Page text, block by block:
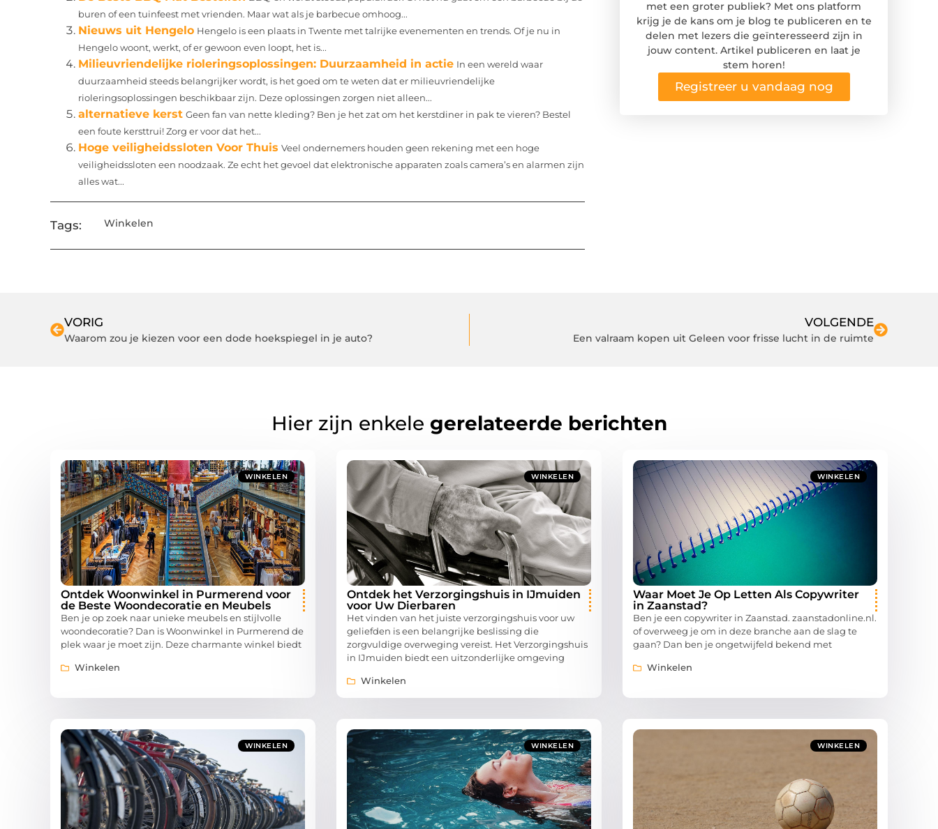
buren of een tuinfeest met vrienden. Maar wat als je barbecue omhoog...
Nieuws uit Hengelo Hengelo is een plaats in Twente met talrijke evenementen en trends. Of je nu in
Hengelo woont, werkt, of er gewoon even loopt, het is...
Milieuvriendelijke rioleringsoplossingen: Duurzaamheid in actie In een wereld waar
duurzaamheid steeds belangrijker wordt, is het goed om te weten dat er milieuvriendelijke
rioleringsoplossingen beschikbaar zijn. Deze oplossingen zorgen niet alleen...
alternatieve kerst Geen fan van nette kleding? Ben je het zat om het kerstdiner in pak te vieren? Bestel
een foute kersttrui! Zorg er voor dat het...
Hoge veiligheidssloten Voor Thuis Veel ondernemers houden geen rekening met een hoge
veiligheidssloten een noodzaak. Ze echt het gevoel dat elektronische apparaten zoals camera’s en alarmen zijn
alles wat...
Tags: Winkelen
met een groter publiek? Met ons platform
krijg je de kans om je blog te publiceren en te
delen met lezers die geïnteresseerd zijn in
jouw content. Artikel publiceren en laat je
stem horen!
Registreer u vandaag nog
VORIG
Waarom zou je kiezen voor een dode hoekspiegel in je auto?
VOLGENDE
Een valraam kopen uit Geleen voor frisse lucht in de ruimte
Hier zijn enkele gerelateerde berichten
WINKELEN
Ontdek Woonwinkel in Purmerend voor
de Beste Woondecoratie en Meubels
Ben je op zoek naar unieke meubels en stijlvolle
woondecoratie? Dan is Woonwinkel in Purmerend de
plek waar je moet zijn. Deze charmante winkel biedt
Winkelen
WINKELEN
Ontdek het Verzorgingshuis in IJmuiden
voor Uw Dierbaren
Het vinden van het juiste verzorgingshuis voor uw
geliefden is een belangrijke beslissing die
zorgvuldige overweging vereist. Het Verzorgingshuis
in IJmuiden biedt een uitzonderlijke omgeving
Winkelen
WINKELEN
Waar Moet Je Op Letten Als Copywriter
in Zaanstad?
Ben je een copywriter in Zaanstad. zaanstadonline.nl.
of overweeg je om in deze branche aan de slag te
gaan? Dan ben je ongetwijfeld bekend met
Winkelen
WINKELEN WINKELEN WINKELEN